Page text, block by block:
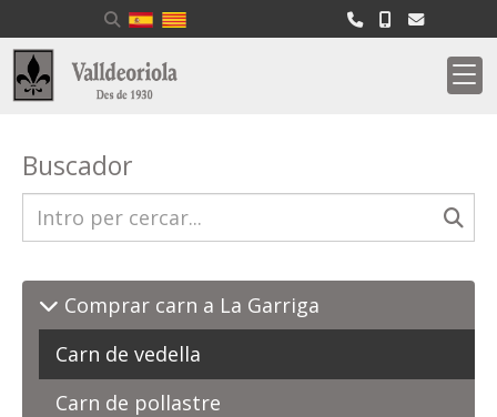
Buscador
Comprar carn a La Garriga
Carn de vedella
Carn de pollastre